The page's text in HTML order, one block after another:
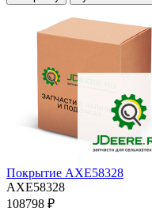
Покрытие AXE58328
AXE58328
108798 ₽